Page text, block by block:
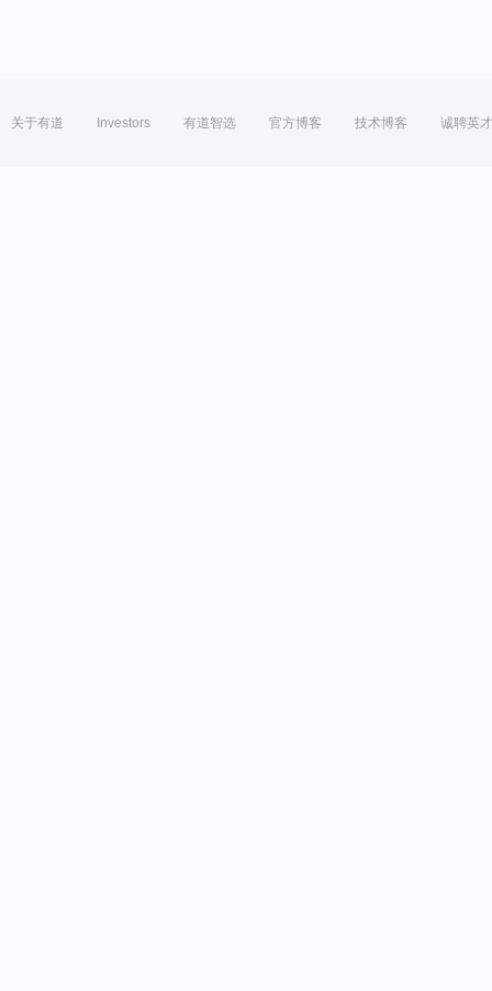
关于有道 Investors 有道智选 官方博客 技术博客 诚聘英才